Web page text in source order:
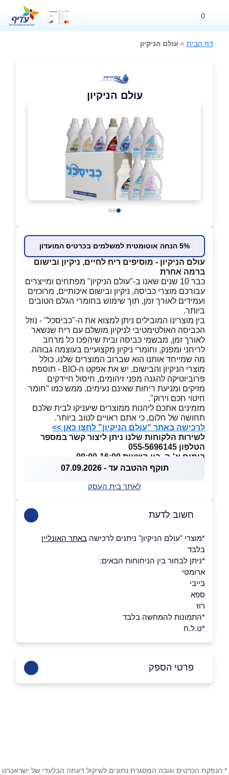
0
דף הבית > עולם הניקיון
עולם הניקיון
5% הנחה אוטומטית למשלמים בכרטיס המועדון
עולם הניקיון - מוסיפים ריח לחיים, ניקיון ובישום
ברמה אחרת
כבר 10 שנים שאנו ב-"עולם הניקיון" מפתחים ומייצרים
עבורכם מוצרי כביסה, ניקיון ובישום איכותיים, מרוכזים
ועמידים לאורך זמן, תוך שימוש בחומרי הגלם הטובים
ביותר.
בין מוצרינו המובילים ניתן למצוא את ה-"כביסכל" - נוזל
הכביסה האולטימטיבי לניקיון מושלם עם ריח שנשאר
לאורך זמן, מבשמי כביסה ובית שיהפכו כל מרחב
לריחני ומפנק, וחומרי ניקיון מקצועיים בעוצמה גבוהה.
מה שמייחד אותנו הוא שברוב המוצרים שלנו, כולל
מוצרי הניקיון והבישום, יש את אפקט ה-BIO - תוספת
פרוביוטיקה להגנה מפני זיהומים, חיסול חיידקים
מזיקים ומניעת ריחות שאינם נעימים, ממש כמו "חומר
חיטוי חכם וירוק".
מזמינים אתכם ליהנות ממוצרים שיעניקו לבית שלכם
תחושה של חלום, כי אתם ראויים לטוב ביותר.
לרכישה באתר "עולם הניקיון" לחצו כאן >>
לשירות הלקוחות שלנו ניתן ליצור קשר במספר
הטלפון 055-5696145
בימים א'-ה, בין השעות 09:00-16:00
תוקף ההטבה עד - 07.09.2026
לאתר בית העסק
חשוב לדעת
*מוצרי "עולם הניקיון" ניתנים לרכישה באתר האונליין
בלבד
*ניתן לבחור בין הניחוחות הבאים:
ארומטי
בייבי
ספא
רוז
*התמונות להמחשה בלבד
*ט.ל.ח
פרטי הספק
שם מלא*
* הנפקת הכרטיס וגובה המסגרת נתונים לשיקול דעתה הבלעדי של ישראכרט